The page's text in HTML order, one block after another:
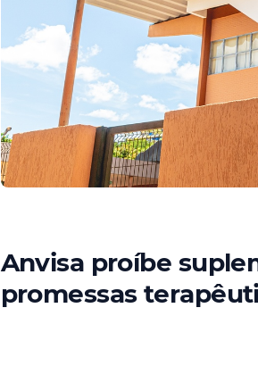
Anvisa proíbe
promessas